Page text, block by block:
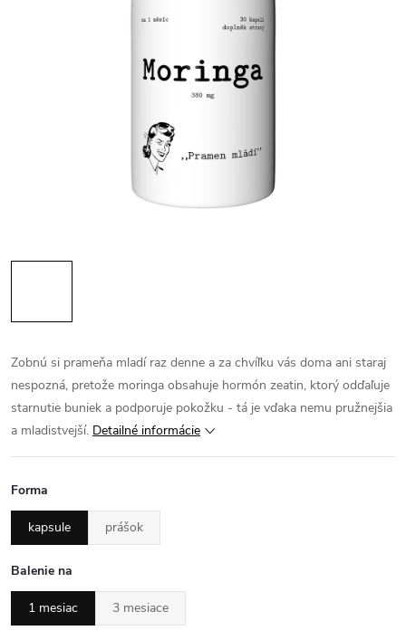
Zobnú si prameňa mladí raz denne a za chvíľku vás doma ani staraj
nespozná, pretože moringa obsahuje hormón zeatin, ktorý odďaľuje
starnutie buniek a podporuje pokožku - tá je vďaka nemu pružnejšia
a mladistvejší. Detailné informácie
Forma
kapsule prášok
Balenie na
1 mesiac 3 mesiace